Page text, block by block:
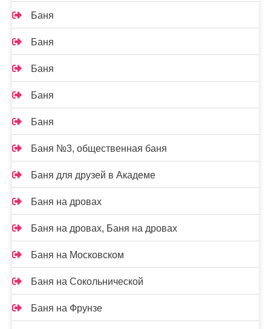
Баня
Баня
Баня
Баня
Баня
Баня №3, общественная баня
Баня для друзей в Академе
Баня на дровах
Баня на дровах, Баня на дровах
Баня на Московском
Баня на Сокольнической
Баня на Фрунзе